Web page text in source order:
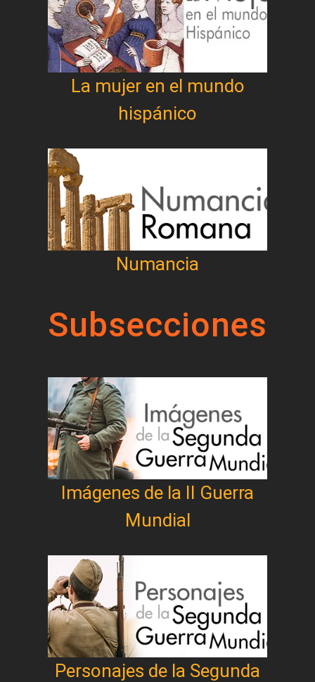
La mujer en el mundo
hispánico
Numancia
Subsecciones
Imágenes de la II Guerra
Mundial
Personajes de la Segunda